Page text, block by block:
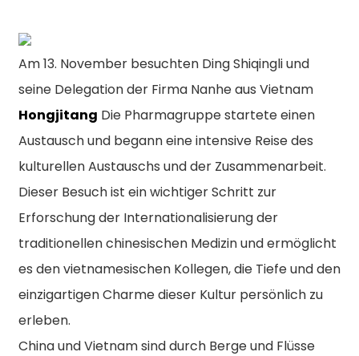
Am 13. November besuchten Ding Shiqingli und
seine Delegation der Firma Nanhe aus Vietnam
Hongjitang Die Pharmagruppe startete einen
Austausch und begann eine intensive Reise des
kulturellen Austauschs und der Zusammenarbeit.
Dieser Besuch ist ein wichtiger Schritt zur
Erforschung der Internationalisierung der
traditionellen chinesischen Medizin und ermöglicht
es den vietnamesischen Kollegen, die Tiefe und den
einzigartigen Charme dieser Kultur persönlich zu
erleben.
China und Vietnam sind durch Berge und Flüsse